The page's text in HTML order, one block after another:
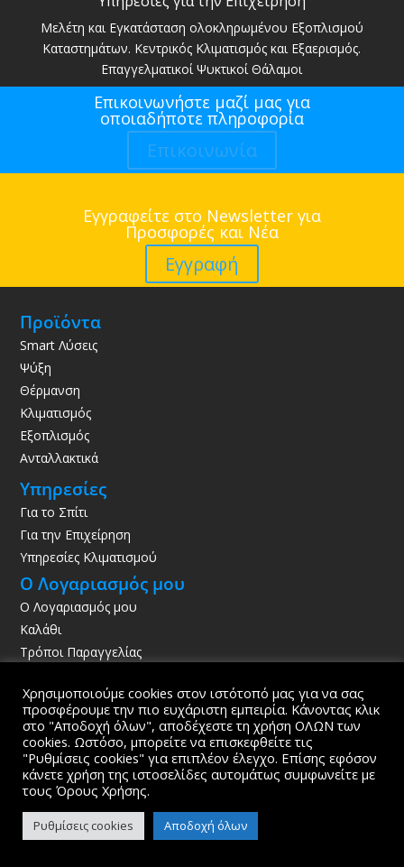
Μελέτη και Εγκατάσταση ολοκληρωμένου Εξοπλισμού
Καταστημάτων. Κεντρικός Κλιματισμός και Εξαερισμός.
Επαγγελματικοί Ψυκτικοί Θάλαμοι
Επικοινωνήστε μαζί μας για
οποιαδήποτε πληροφορία
Επικοινωνία
Εγγραφείτε στο Newsletter για
Προσφορές και Νέα
Εγγραφή
Προϊόντα
Smart Λύσεις
Ψύξη
Θέρμανση
Κλιματισμός
Εξοπλισμός
Ανταλλακτικά
Υπηρεσίες
Για το Σπίτι
Για την Επιχείρηση
Υπηρεσίες Κλιματισμού
Ο Λογαριασμός μου
Ο Λογαριασμός μου
Καλάθι
Τρόποι Παραγγελίας
Τρόποι Αποστολής
 Κατάστημα
Διακοπτό
Αχαϊα
25003
 Ωράριο
Χρησιμοποιούμε cookies στον ιστότοπό μας για να σας
προσφέρουμε την πιο ευχάριστη εμπειρία. Κάνοντας κλικ
στο "Αποδοχή όλων", αποδέχεστε τη χρήση ΟΛΩΝ των
cookies. Ωστόσο, μπορείτε να επισκεφθείτε τις
"Ρυθμίσεις cookies" για επιπλέον έλεγχο. Επίσης εφόσον
κάνετε χρήση της ιστοσελίδες αυτομάτως συμφωνείτε με
τους Όρους Χρήσης.
Ρυθμίσεις cookies Αποδοχή όλων